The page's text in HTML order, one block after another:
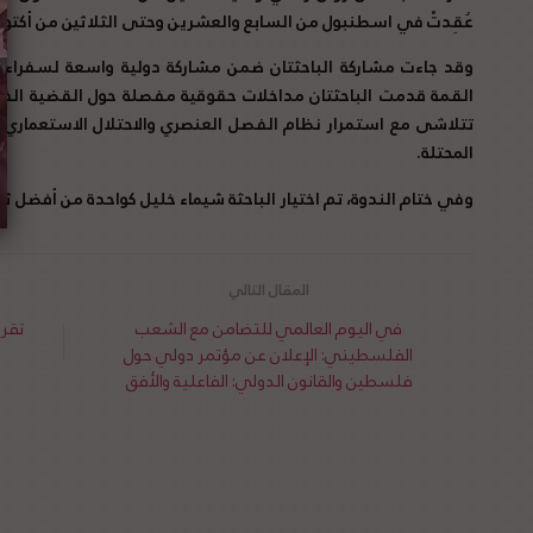
عُقِدتْ في اسطنبول من السابع والعشرين وحتى الثلاثين من
القمة قدمت الباحثتان مداخلات حقوقية مفصلة حول القضية
تتلاشى مع استمرار نظامالفصل العنصري والاحتلال
المحتلة.
وفي ختام الندوة، تم اختيار الباحثة شيماء خليل كواحدة من أفضل
في اليوم العالمي للتضامن مع الشعب
الفلسطيني: الإعلان عن مؤتمر دولي حول
فلسطين والقانون الدولي: الفاعلية والأفق